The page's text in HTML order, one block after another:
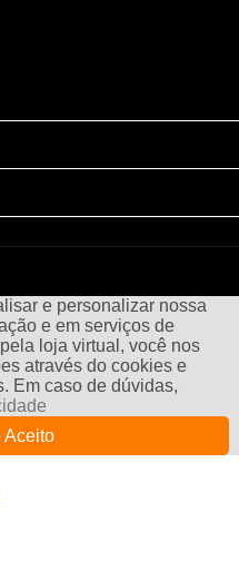
e personalizar nossa
e em serviços de
loja virtual, você nos
através do cookies e
Em caso de dúvidas,
Aceito